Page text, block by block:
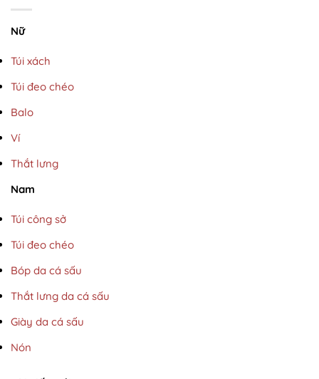
Nữ
Túi xách
Túi đeo chéo
Balo
Ví
Thắt lưng
Nam
Túi công sở
Túi đeo chéo
Bóp da cá sấu
Thắt lưng da cá sấu
Giày da cá sấu
Nón